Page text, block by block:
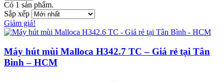
Có 1 sản phẩm.
Sắp xếp
Giảm giá!
Máy hút mùi Malloca H342.7 TC – Giá rẻ tại Tân
Bình – HCM